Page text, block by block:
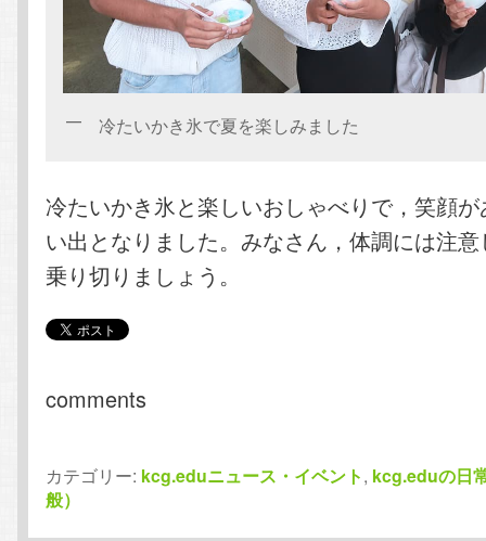
冷たいかき氷で夏を楽しみました
冷たいかき氷と楽しいおしゃべりで，笑顔
い出となりました。みなさん，体調には注
乗り切りましょう。
comments
カテゴリー: kcg.eduニュース・イベント, kcg.eduの日
般）